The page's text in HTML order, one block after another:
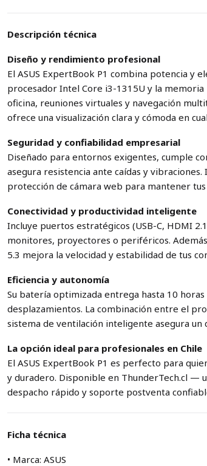
Descripción técnica
Diseño y rendimiento profesional
El ASUS ExpertBook P1 combina potencia y
procesador Intel Core i3-1315U y la
oficina, reuniones virtuales y navegación
ofrece una visualización clara y cómoda en
Seguridad y confiabilidad empresarial
Diseñado para entornos exigentes, cumple
asegura resistencia ante caídas y
protección de cámara web para mantener
Conectividad y productividad inteligente
Incluye puertos estratégicos (USB-C, HDMI
monitores, proyectores o periféricos.
5.3 mejora la velocidad y estabilidad de tus
Eficiencia y autonomía
Su batería optimizada entrega hasta 10
desplazamientos. La combinación entre el
sistema de ventilación inteligente asegura un
La opción ideal para profesionales en Chile
El ASUS ExpertBook P1 es perfecto para
y duradero. Disponible en ThunderTech.cl —
despacho rápido y soporte postventa
Ficha técnica
• Marca: ASUS